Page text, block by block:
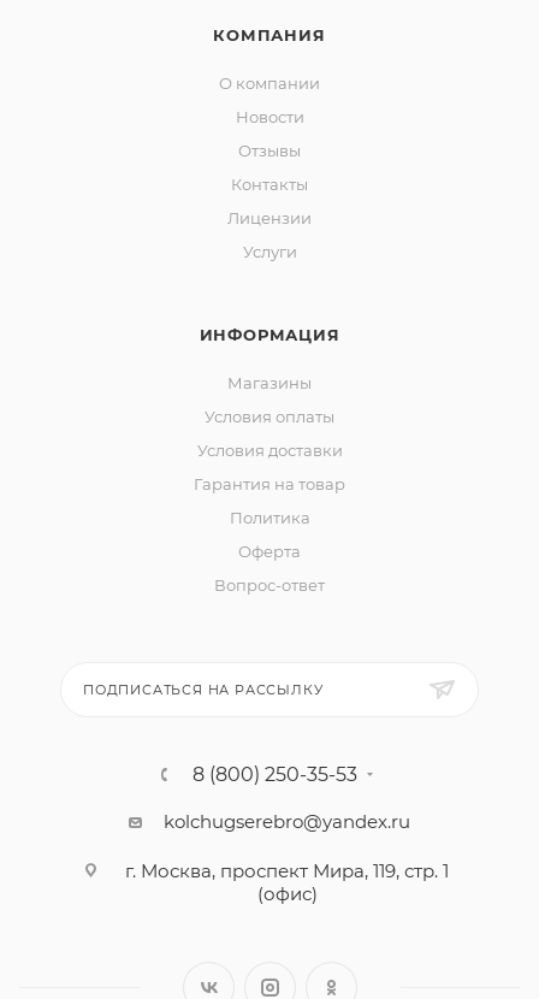
КОМПАНИЯ
О компании
Новости
Отзывы
Контакты
Лицензии
Услуги
ИНФОРМАЦИЯ
Магазины
Условия оплаты
Условия доставки
Гарантия на товар
Политика
Оферта
Вопрос-ответ
ПОДПИСАТЬСЯ НА РАССЫЛКУ
8 (800) 250-35-53
kolchugserebro@yandex.ru
г. Москва, проспект Мира, 119, стр. 1
(офис)